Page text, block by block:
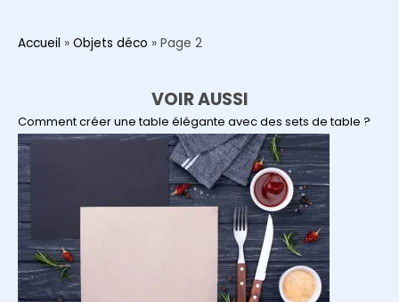
Accueil » Objets déco » Page 2
VOIR AUSSI
Comment créer une table élégante avec des sets de table ?